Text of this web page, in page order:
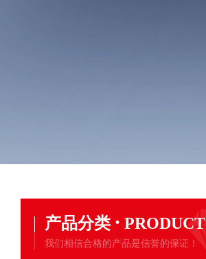
产品分类 · PRODUCT
我们相信合格的产品是信誉的保证！